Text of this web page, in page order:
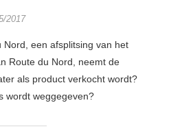
2017
een afsplitsing van het
Route du Nord, neemt de
als product verkocht wordt?
wordt weggegeven?